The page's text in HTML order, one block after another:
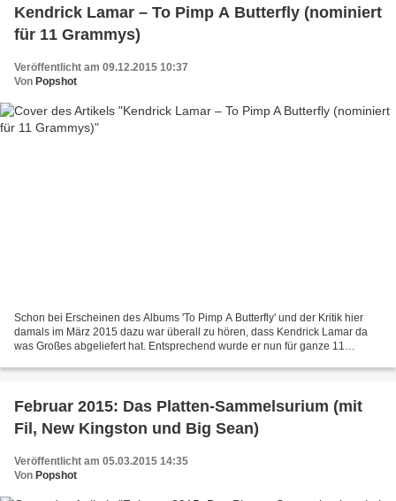
Kendrick Lamar – To Pimp A Butterfly (nominiert
für 11 Grammys)
Veröffentlicht am 09.12.2015 10:37
Von Popshot
Schon bei Erscheinen des Albums 'To Pimp A Butterfly' und der Kritik hier
damals im März 2015 dazu war überall zu hören, dass Kendrick Lamar da
was Großes abgeliefert hat. Entsprechend wurde er nun für ganze 11
Februar 2015: Das Platten-Sammelsurium (mit
Fil, New Kingston und Big Sean)
Veröffentlicht am 05.03.2015 14:35
Von Popshot